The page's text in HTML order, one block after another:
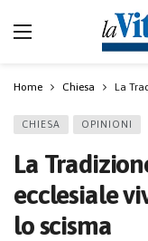
Home Chiesa La
CHIESA OPINIONI
La
ecclesiale
lo scisma